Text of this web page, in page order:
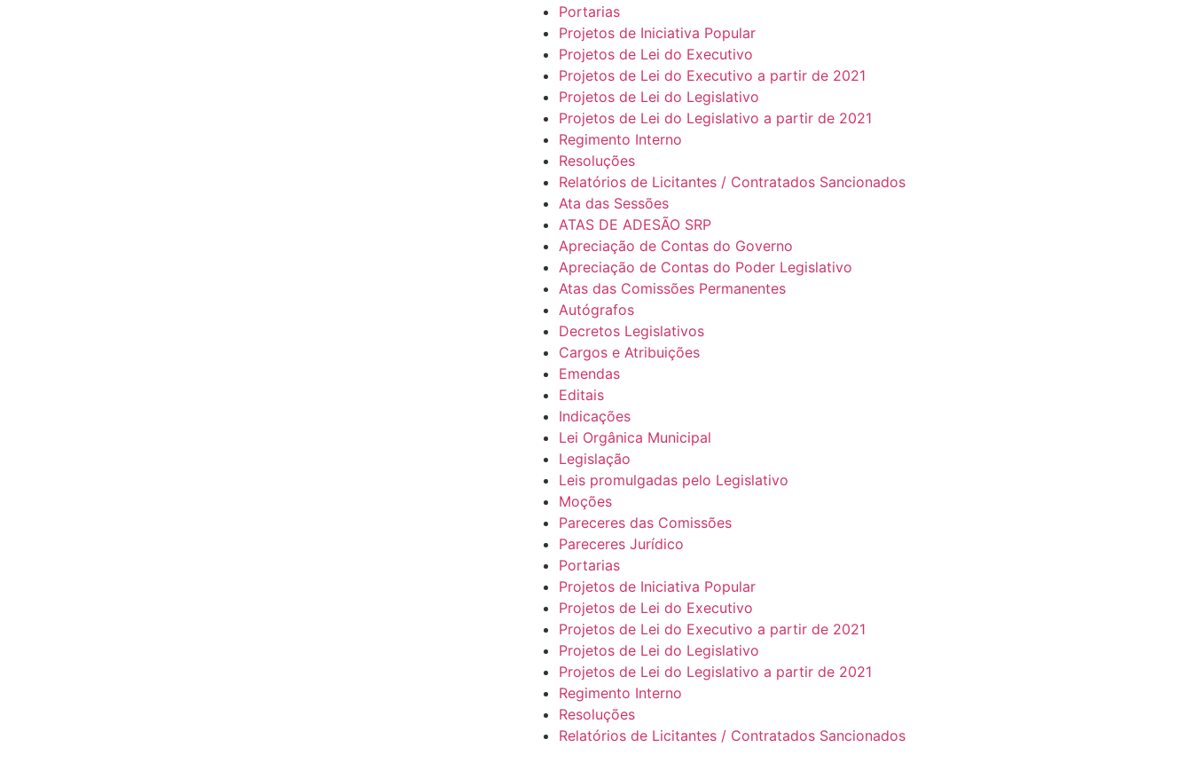
Portarias
Projetos de Iniciativa Popular
Projetos de Lei do Executivo
Projetos de Lei do Executivo a partir de 2021
Projetos de Lei do Legislativo
Projetos de Lei do Legislativo a partir de 2021
Regimento Interno
Resoluções
Relatórios de Licitantes / Contratados Sancionados
Ata das Sessões
ATAS DE ADESÃO SRP
Apreciação de Contas do Governo
Apreciação de Contas do Poder Legislativo
Atas das Comissões Permanentes
Autógrafos
Decretos Legislativos
Cargos e Atribuições
Emendas
Editais
Indicações
Lei Orgânica Municipal
Legislação
Leis promulgadas pelo Legislativo
Moções
Pareceres das Comissões
Pareceres Jurídico
Portarias
Projetos de Iniciativa Popular
Projetos de Lei do Executivo
Projetos de Lei do Executivo a partir de 2021
Projetos de Lei do Legislativo
Projetos de Lei do Legislativo a partir de 2021
Regimento Interno
Resoluções
Relatórios de Licitantes / Contratados Sancionados